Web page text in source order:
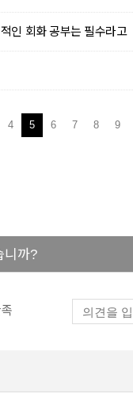
인 회화 공부는 필수라고
4 5 6 7 8 9
니까?